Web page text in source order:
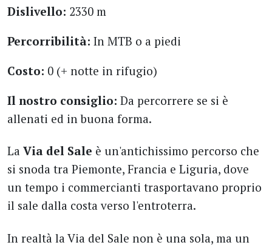
Dislivello: 2330 m
Percorribilità: In MTB o a piedi
Costo: 0 (+ notte in rifugio)
Il nostro consiglio: Da percorrere se si è
allenati ed in buona forma.
La Via del Sale è un'antichissimo percorso che
si snoda tra Piemonte, Francia e Liguria, dove
un tempo i commercianti trasportavano proprio
il sale dalla costa verso l'entroterra.
In realtà la Via del Sale non è una sola, ma un